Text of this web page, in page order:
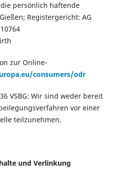
persönlich haftende
Registergericht: AG
zur Online-
consumers/odr
VSBG: Wir sind weder bereit
vor einer
teilzunehmen.
und Verlinkung